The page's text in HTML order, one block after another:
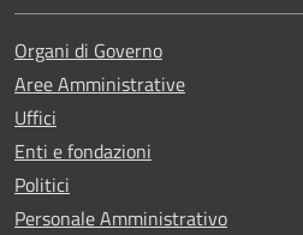
Organi di Governo
Aree Amministrative
Uffici
Enti e fondazioni
Politici
Personale Amministrativo